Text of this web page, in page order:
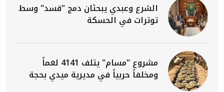
الشرع وعبدي يبحثان دمج "قسد" وسط
توترات في الحسكة
مشروع "مسام" يتلف 4141 لغماً
ومخلفاً حربياً في مديرية ميدي بحجة